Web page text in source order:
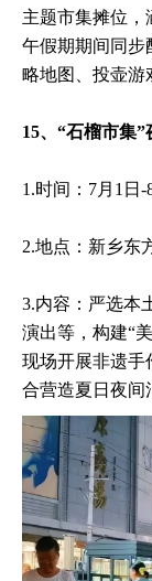
主题市集摊位，
午假期期间同步
略地图、投壶游
15、“石榴市集”
1.时间：7月1日-
2.地点：新乡东
3.内容：严选本
演出等，构建“
现场开展非遗手
合营造夏日夜间